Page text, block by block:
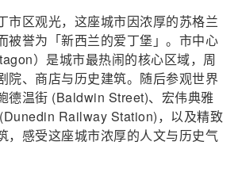
市区观光，这座城市因浓厚的苏格兰
被誉为「新西兰的爱丁堡」。市中心
）是城市最热闹的核心区域，周
院、商店与历史建筑。随后参观世界
德温街 (Baldwin Street)、宏伟典雅
Railway Station)，以及精致
，感受这座城市浓厚的人文与历史气